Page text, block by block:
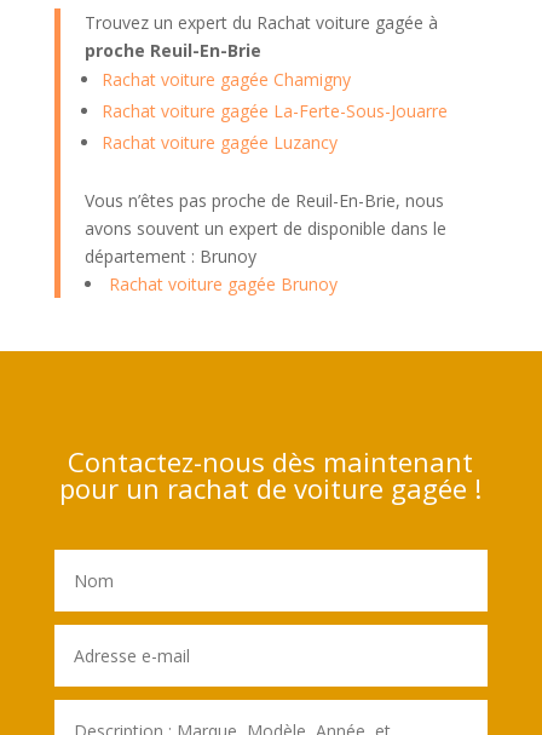
Trouvez un expert du Rachat voiture gagée à
proche Reuil-En-Brie
Rachat voiture gagée Chamigny
Rachat voiture gagée La-Ferte-Sous-Jouarre
Rachat voiture gagée Luzancy
Vous n’êtes pas proche de Reuil-En-Brie, nous
avons souvent un expert de disponible dans le
département : Brunoy
Rachat voiture gagée Brunoy
Contactez-nous dès maintenant
pour un rachat de voiture gagée !